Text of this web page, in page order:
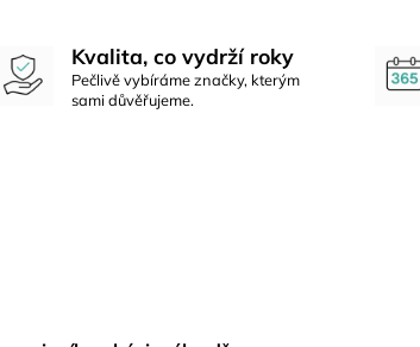
Kvalita, co vydrží roky
Pečlivě vybíráme značky, kterým
sami důvěřujeme.